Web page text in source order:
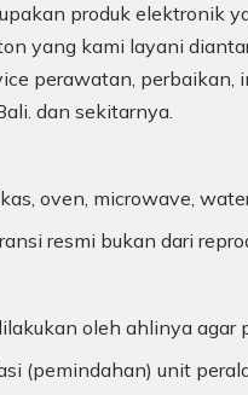
produk elektronik
yang kami layani
perawatan,
dan sekitarnya.
oven, microwave,
resmi bukan dari
oleh ahlinya agar
(pemindahan) unit